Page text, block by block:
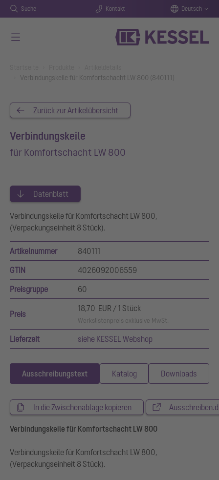
Suche Kontakt Deutsch
Verbindungskeile für Komfortschacht LW 800 (840111)
Zurück zur Artikelübersicht
Verbindungskeile
für Komfortschacht LW 800
Datenblatt
Verbindungskeile für Komfortschacht LW 800,
(Verpackungseinheit 8 Stück).
Artikelnummer 840111
GTIN 4026092006559
Preisgruppe 60
Preis
18,70 EUR / 1 Stück
Werkslistenpreis exklusive MwSt.
Lieferzeit siehe KESSEL Webshop
Ausschreibungstext Katalog Downloads
In die Zwischenablage kopieren
Verbindungskeile für Komfortschacht LW 800
Verbindungskeile für Komfortschacht LW 800,
(Verpackungseinheit 8 Stück).